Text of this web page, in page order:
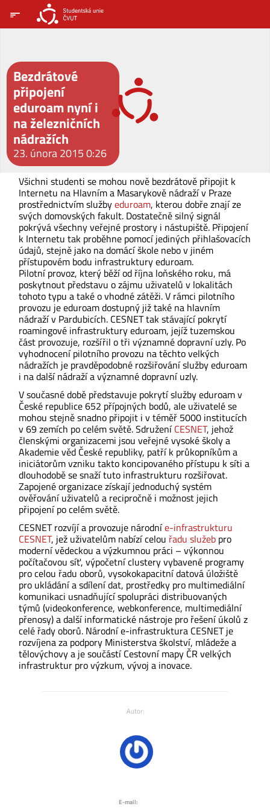
Bezdrátové
připojení
eduroam nyní i
na železničních
nádražích
23. února 2015 0:26
Všichni studenti se mohou nově bezdrátově připojit k
Internetu na Hlavním a Masarykově nádraží v Praze
prostřednictvím službyeduroam, kterou dobře znají ze
svých domovských fakult. Dostatečně silný signál
pokrývá všechny veřejné prostory i nástupiště. Připojení
k Internetu tak proběhne pomocí jediných přihlašovacích
údajů, stejně jako na domácí škole nebo v jiném
přístupovém bodu infrastruktury eduroam.
Pilotní provoz, který běží od října loňského roku, má
poskytnout představu o zájmu uživatelů v lokalitách
tohoto typu a také o vhodné zátěži. V rámci pilotního
provozu je eduroam dostupný již také na hlavním
nádraží v Pardubicích. CESNET tak stávající pokrytí
roamingové infrastruktury eduroam, jejíž tuzemskou
část provozuje, rozšířil o tři významné dopravní uzly. Po
vyhodnocení pilotního provozu na těchto velkých
nádražích je pravděpodobné rozšiřování služby eduroam
i na další nádraží a významné dopravní uzly.
V současné době představuje pokrytí služby eduroam v
České republice 652 přípojných bodů, ale uživatelé se
mohou stejně snadno připojit i v téměř 5000 institucích
v 69 zemích po celém světě. SdruženíCESNET, jehož
členskými organizacemi jsou veřejné vysoké školy a
Akademie věd České republiky, patří k průkopníkům a
iniciátorům vzniku takto koncipovaného přístupu k síti a
dlouhodobě se snaží tuto infrastrukturu rozšiřovat.
Zapojené organizace získají jednoduchý systém
ověřování uživatelů a recipročně i možnost jejich
připojení po celém světě.
CESNET rozvíjí a provozuje národníe-infrastrukturu
CESNET, jež uživatelům nabízí celouřadu služeb pro
moderní vědeckou a výzkumnou práci – výkonnou
počítačovou síť, výpočetní clustery vybavené programy
pro celou řadu oborů, vysokokapacitní datová úložiště
pro ukládání a sdílení dat, prostředky pro multimediální
komunikaci usnadňující spolupráci distribuovaných
týmů (videokonference, webkonference, multimediální
přenosy) a další informatické nástroje pro řešení úkolů z
celé řady oborů. Národní e-infrastruktura CESNET je
rozvíjena za podpory Ministerstva školství, mládeže a
tělovýchovy a je součástí Cestovní mapy ČR velkých
infrastruktur pro výzkum, vývoj a inovace.
Autor:
E-mail: